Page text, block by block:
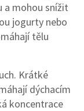
a mohou snížit
jogurty nebo
tělu
Krátké
dýchacím
koncentrace